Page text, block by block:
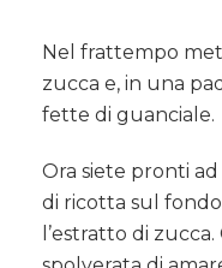
Nel frattempo
zucca e, in una
fette di guanciale.
Ora siete pronti
di ricotta sul
l’estratto di